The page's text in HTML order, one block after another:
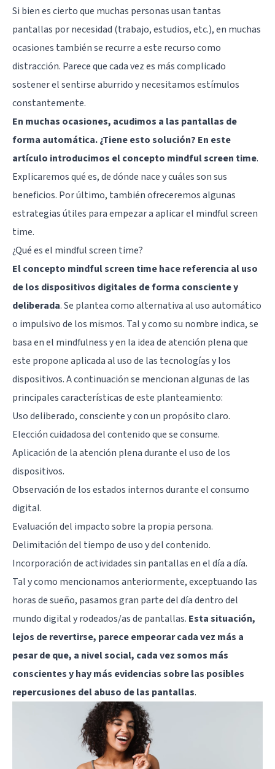
Si bien es cierto que muchas personas usan tantas
pantallas por necesidad (trabajo, estudios, etc.), en muchas
ocasiones también se recurre a este recurso como
distracción. Parece que cada vez es más complicado
sostener el sentirse aburrido y necesitamos estímulos
constantemente.
En muchas ocasiones, acudimos a las pantallas de
forma automática. ¿Tiene esto solución? En este
artículo introducimos el concepto mindful screen time.
Explicaremos qué es, de dónde nace y cuáles son sus
beneficios. Por último, también ofreceremos algunas
estrategias útiles para empezar a aplicar el mindful screen
time.
¿Qué es el mindful screen time?
El concepto mindful screen time hace referencia al uso
de los dispositivos digitales de forma consciente y
deliberada. Se plantea como alternativa al uso automático
o impulsivo de los mismos. Tal y como su nombre indica, se
basa en el mindfulness y en la idea de atención plena que
este propone aplicada al uso de las tecnologías y los
dispositivos. A continuación se mencionan algunas de las
principales características de este planteamiento:
Uso deliberado, consciente y con un propósito claro.
Elección cuidadosa del contenido que se consume.
Aplicación de la atención plena durante el uso de los
dispositivos.
Observación de los estados internos durante el consumo
digital.
Evaluación del impacto sobre la propia persona.
Delimitación del tiempo de uso y del contenido.
Incorporación de actividades sin pantallas en el día a día.
Tal y como mencionamos anteriormente, exceptuando las
horas de sueño, pasamos gran parte del día dentro del
mundo digital y rodeados/as de pantallas. Esta situación,
lejos de revertirse, parece empeorar cada vez más a
pesar de que, a nivel social, cada vez somos más
conscientes y hay más evidencias sobre las posibles
repercusiones del abuso de las pantallas.